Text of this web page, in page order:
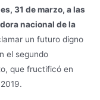
31 de marzo, a las
nacional de la
un futuro digno
el segundo
que fructificó en